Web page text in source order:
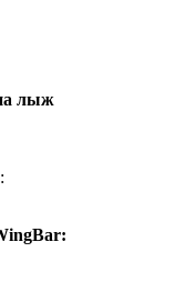
лыж
: